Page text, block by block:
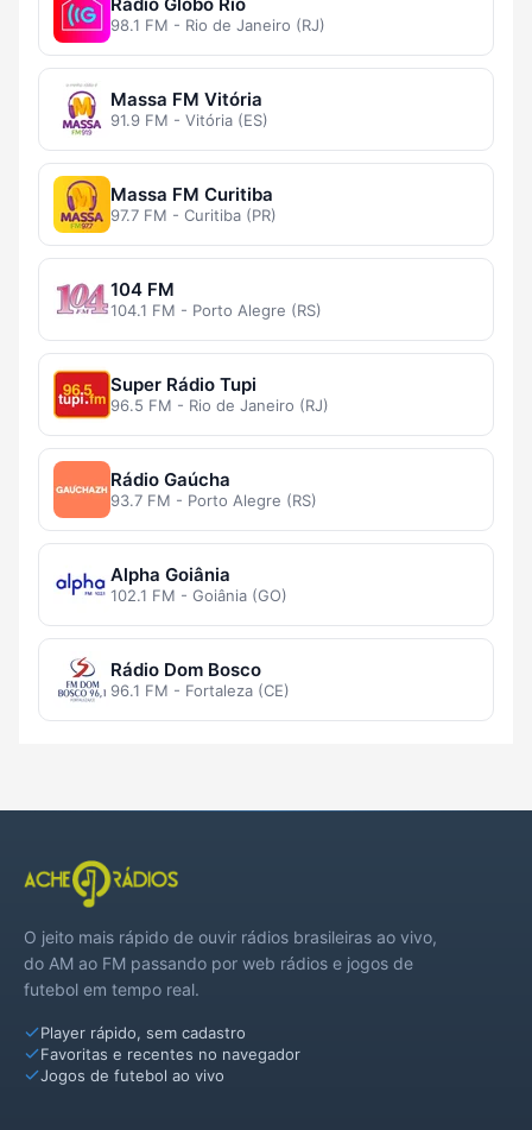
98.1 FM - Rio de Janeiro (RJ)
Massa FM Vitória
91.9 FM - Vitória (ES)
Massa FM Curitiba
97.7 FM - Curitiba (PR)
104 FM
104.1 FM - Porto Alegre (RS)
Super Rádio Tupi
96.5 FM - Rio de Janeiro (RJ)
Rádio Gaúcha
93.7 FM - Porto Alegre (RS)
Alpha Goiânia
102.1 FM - Goiânia (GO)
Rádio Dom Bosco
96.1 FM - Fortaleza (CE)
O jeito mais rápido de ouvir rádios brasileiras ao vivo,
do AM ao FM passando por web rádios e jogos de
futebol em tempo real.
Player rápido, sem cadastro
Favoritas e recentes no navegador
Jogos de futebol ao vivo